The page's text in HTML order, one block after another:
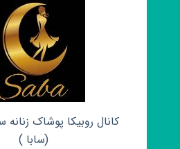
کانال روبیکا پوشاک زنانه
(سابا )